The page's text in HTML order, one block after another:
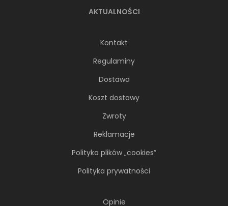
AKTUALNOŚCI
Kontakt
Regulaminy
Dostawa
Koszt dostawy
Zwroty
Reklamacje
Polityka plików „cookies”
Polityka prywatności
Opinie